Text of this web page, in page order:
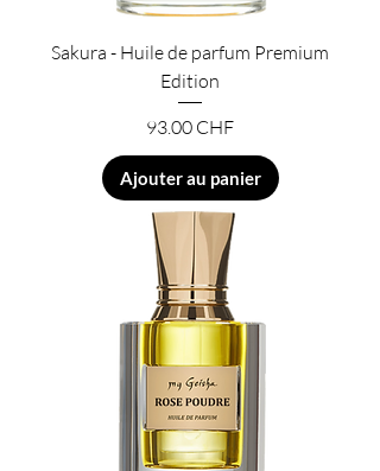
Sakura - Huile de parfum Premium
Edition
Prix
93.00 CHF
Ajouter au panier